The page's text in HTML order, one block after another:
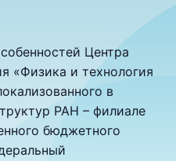
Центра
«Физика и технология
в
РАН – филиале
бюджетного